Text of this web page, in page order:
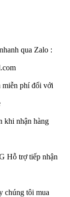
qua Zalo :
miễn phí đối với
khi nhận hàng
Hỗ trợ tiếp nhận
chúng tôi mua